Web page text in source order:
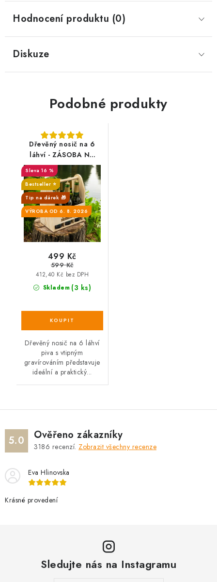
Hodnocení produktu (0)
Diskuze
Podobné produkty
Dřevěný nosič na 6
láhví - ZÁSOBA NA
HORŠÍ ČASY se
jménem
16 %
Bestseller ⭐️
Tip na dárek 🎁
VÝROBA OD 6. 8. 2026
Skladem (3 ks)
412,40 Kč bez DPH
499 Kč
599 Kč
Dřevěný nosič na 6 láhví
piva s vtipným
gravírováním představuje
ideální a praktický...
5.0 Ověřeno zákazníky
3186 recenzí. Zobrazit všechny recenze
Eva Hlinovska
Krásné provedení
Sledujte nás na Instagramu